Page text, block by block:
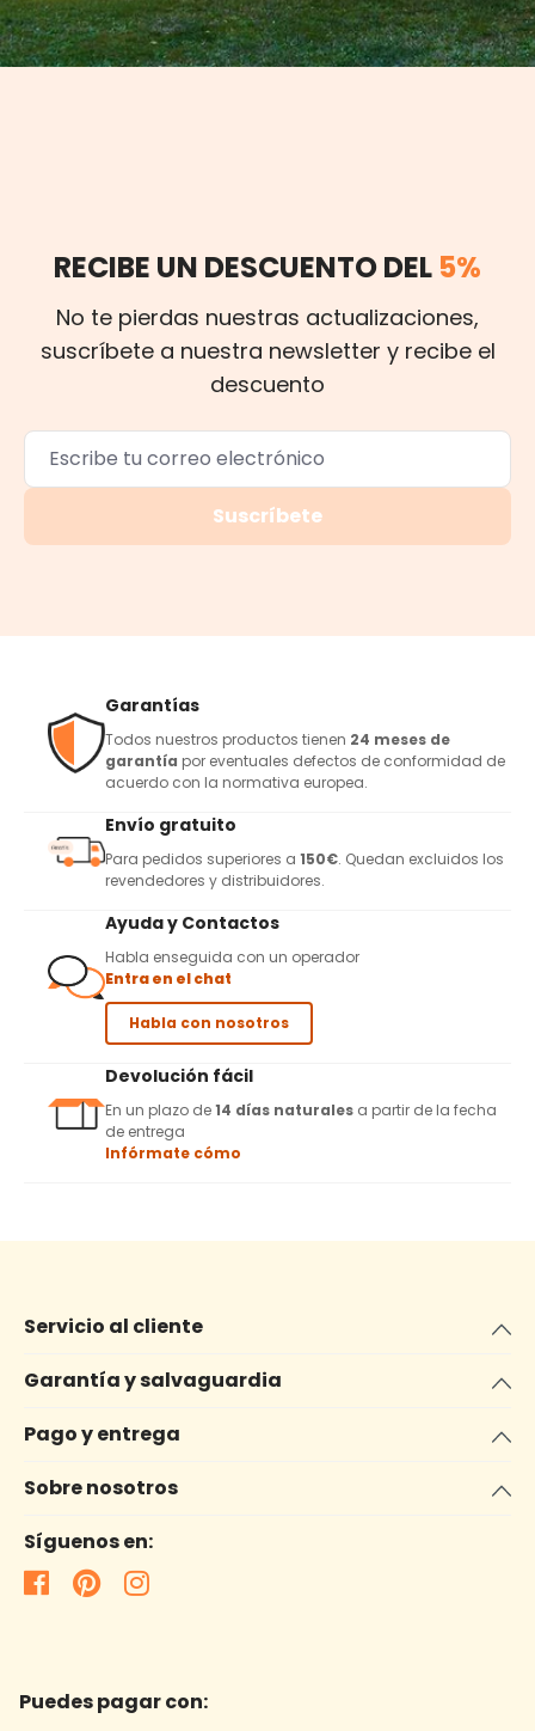
RECIBE UN DESCUENTO DEL 5%
No te pierdas nuestras actualizaciones,
suscríbete a nuestra newsletter y recibe el
descuento
Suscríbete
Garantías
Todos nuestros productos tienen 24 meses de
garantía por eventuales defectos de conformidad de
acuerdo con la normativa europea.
Envío gratuito
Para pedidos superiores a 150€. Quedan excluidos los
revendedores y distribuidores.
Ayuda y Contactos
Habla enseguida con un operador
Entra en el chat
Habla con nosotros
Devolución fácil
En un plazo de14 días naturales a partir de la fecha
de entrega
Infórmate cómo
Servicio al cliente
Garantía y salvaguardia
Pago y entrega
Sobre nosotros
Síguenos en:
Puedes pagar con: